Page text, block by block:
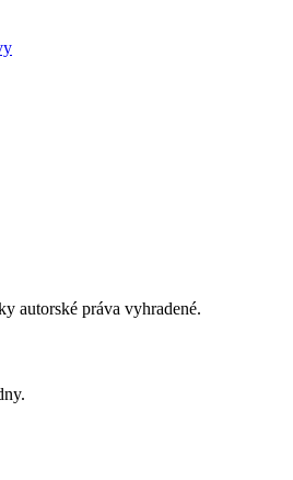
autorské práva vyhradené.